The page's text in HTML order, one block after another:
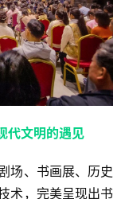
代文明的遇见
场、书画展、历史
术，完美呈现出书